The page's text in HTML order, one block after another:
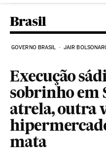
Brasil
GOVERNO BRASIL JAIR
Execução
sobrinho em
atrela, outra
mata